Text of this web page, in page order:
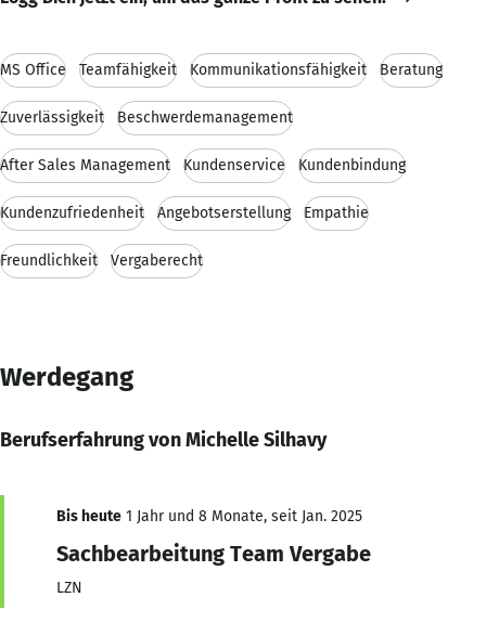
MS Office Teamfähigkeit Kommunikationsfähigkeit Beratung
Zuverlässigkeit Beschwerdemanagement
After Sales Management Kundenservice Kundenbindung
Kundenzufriedenheit Angebotserstellung Empathie
Freundlichkeit Vergaberecht
Werdegang
Berufserfahrung von Michelle Silhavy
Bis heute 1 Jahr und 8 Monate, seit Jan. 2025
Sachbearbeitung Team Vergabe
LZN